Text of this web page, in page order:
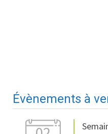
Évènements à